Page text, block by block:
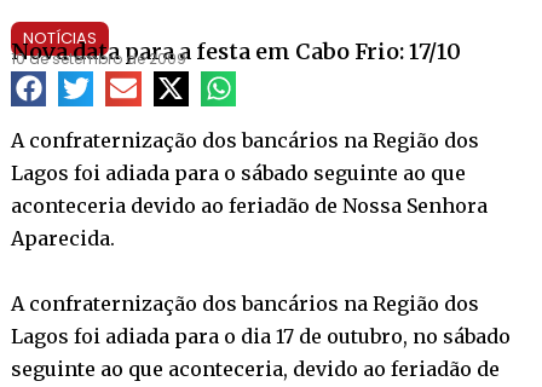
NOTÍCIAS
Nova data para a festa em Cabo Frio: 17/10
10 de setembro de 2009
A confraternização dos bancários na Região dos
Lagos foi adiada para o sábado seguinte ao que
aconteceria devido ao feriadão de Nossa Senhora
Aparecida.
A confraternização dos bancários na Região dos
Lagos foi adiada para o dia 17 de outubro, no sábado
seguinte ao que aconteceria, devido ao feriadão de